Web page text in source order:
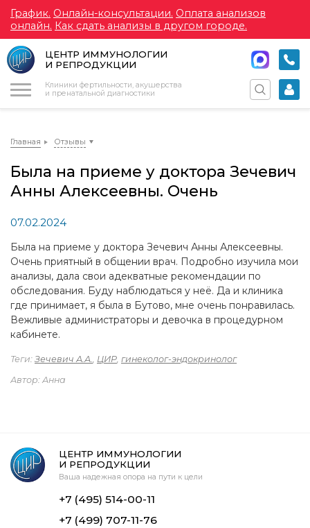
График. Онлайн-консультации. Оплата анализов
онлайн. Как сдать анализы в другом городе.
ЦЕНТР ИММУНОЛОГИИ
И РЕПРОДУКЦИИ
Клиники фертильности, акушерства
и пренатальной диагностики
Главная Отзывы
Была на приеме у доктора Зечевич
Анны Алексеевны. Очень
07.02.2024
Была на приеме у доктора Зечевич Анны Алексеевны.
Очень приятный в общении врач. Подробно изучила мои
анализы, дала свои адекватные рекомендации по
обследования. Буду наблюдаться у неё. Да и клиника
где принимает, я была в Бутово, мне очень понравилась.
Вежливые администраторы и девочка в процедурном
кабинете.
Теги: Зечевич А.А., ЦИР, гинеколог-эндокринолог
Автор: Анна
ЦЕНТР ИММУНОЛОГИИ
И РЕПРОДУКЦИИ
Ваша надежная опора на пути к цели
+7 (495) 514-00-11
+7 (499) 707-11-76